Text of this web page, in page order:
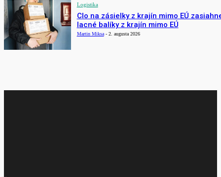
Logistika
Clo na zásielky z krajín mimo EÚ
lacné balíky z krajín mimo EÚ
Martin Miksa - 2. augusta 2026